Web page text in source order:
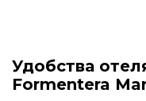
Удобства
Formentera